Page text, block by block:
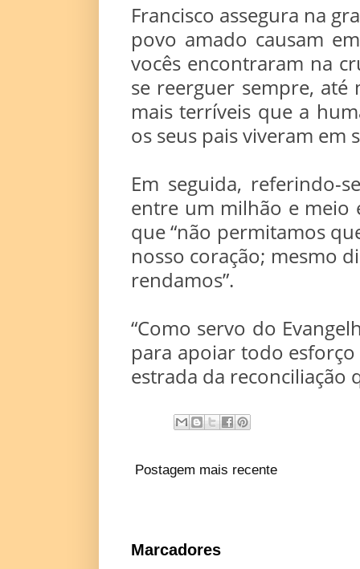
Francisco assegura na
povo amado causam
vocês encontraram na
se reerguer sempre,
mais terríveis que a
os seus pais viveram em
Em seguida, referindo-
entre um milhão e meio
que “não permitamos
nosso coração; mesmo
rendamos”.
“Como servo do
para apoiar todo
estrada da reconciliação
Postagem mais recente
Marcadores